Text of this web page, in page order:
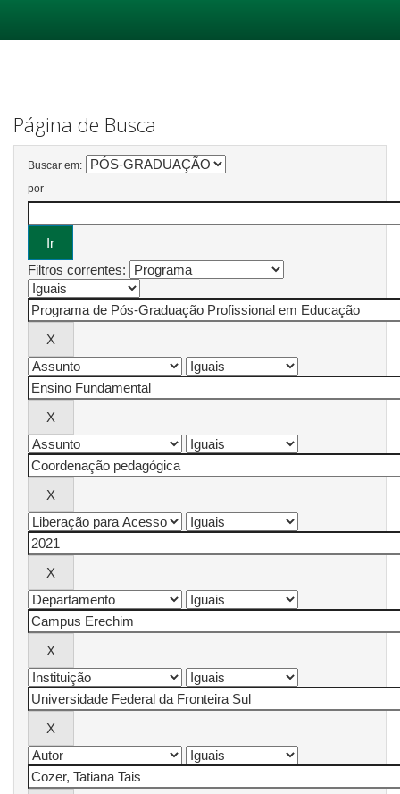
Página de Busca
Buscar em:
por
Filtros correntes: